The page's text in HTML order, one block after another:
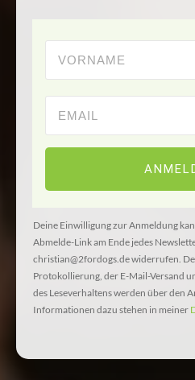
Deine Einwilligung zur Anmeldung
Abmelde-Link am Ende jedes
christian@2fordogs.de widerrufen.
Protokollierung, der E-Mail-Versand
des Leseverhaltens werden über den
Informationen dazu stehen in meiner